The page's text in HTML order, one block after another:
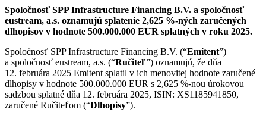
Spoločnosť SPP Infrastructure Financing B.V. a spoločnosť
eustream, a.s. oznamujú splatenie 2,625 %-ných zaručených
dlhopisov v hodnote 500.000.000 EUR splatných v roku 2025.
Spoločnosť SPP Infrastructure Financing B.V. (“Emitent”)
a spoločnosť eustream, a.s. (“Ručiteľ”) oznamujú, že dňa
12. februára 2025 Emitent splatil v ich menovitej hodnote zaručené
dlhopisy v hodnote 500.000.000 EUR s 2,625 %-nou úrokovou
sadzbou splatné dňa 12. februára 2025, ISIN: XS1185941850,
zaručené Ručiteľom (“Dlhopisy”).